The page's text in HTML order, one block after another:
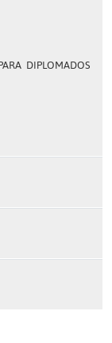
DIPLOMADOS